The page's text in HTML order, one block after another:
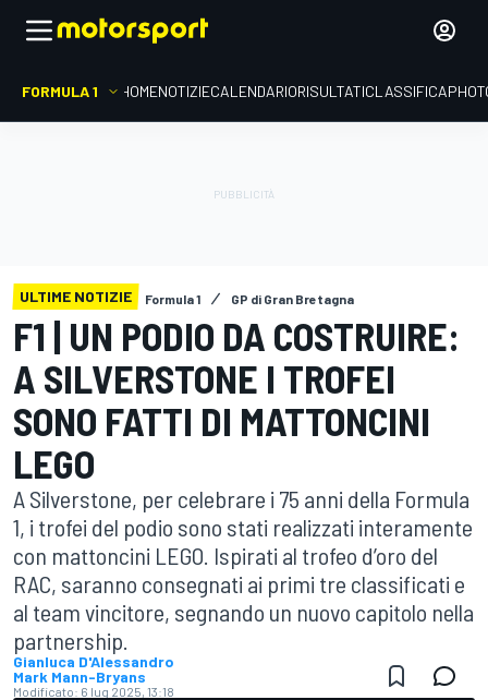
FORMULA 1 HOMENOTIZIECALENDARIORISULTATICLASSIFICA
ULTIME NOTIZIE Formula 1 GP di Gran Bretagna
F1 | UN PODIO DA COSTRUIRE:
A SILVERSTONE I TROFEI
SONO FATTI DI MATTONCINI
LEGO
A Silverstone, per celebrare i 75 anni della Formula
1, i trofei del podio sono stati realizzati interamente
con mattoncini LEGO. Ispirati al trofeo d’oro del
RAC, saranno consegnati ai primi tre classificati e
al team vincitore, segnando un nuovo capitolo nella
partnership.
Gianluca D'Alessandro
Mark Mann-Bryans
Modificato: 6 lug 2025, 13:18